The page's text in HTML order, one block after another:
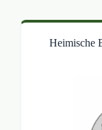
Heimische